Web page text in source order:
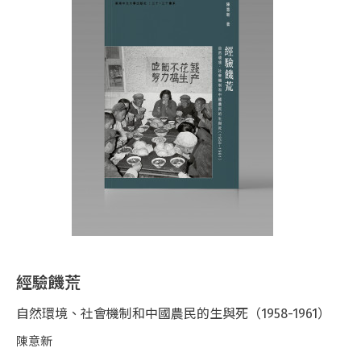
經驗饑荒
自然環境、社會機制和中國農民的生與死（1958-1961）
陳意新